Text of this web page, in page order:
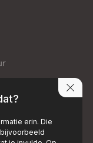
erin. Die